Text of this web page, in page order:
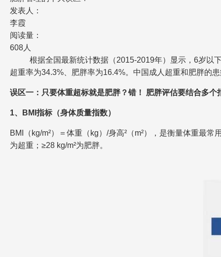
发表人：
李霞
阅读量：
608人
根据全国最新统计数据（2015-2019年）显示，6岁以
超重率为34.3%、肥胖率为16.4%。中国成人超重和肥胖的
误区一：只要体重超标就是肥胖？错！ 肥胖评估要结合多个
1、BMI指标（身体质量指数）
BMI（kg/m²）＝体重（kg）/身高²（m²），是衡量体重最
为超重；≥28 kg/m²为肥胖。